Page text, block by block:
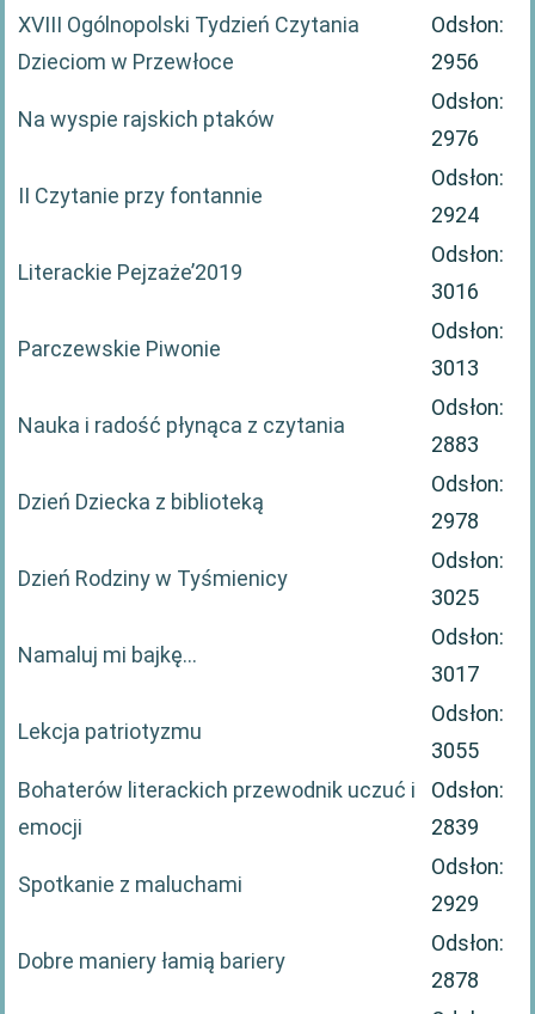
XVIII Ogólnopolski Tydzień Czytania
Dzieciom w Przewłoce
Odsłon:
2956
Na wyspie rajskich ptaków
Odsłon:
2976
II Czytanie przy fontannie
Odsłon:
2924
Literackie Pejzaże’2019
Odsłon:
3016
Parczewskie Piwonie
Odsłon:
3013
Nauka i radość płynąca z czytania
Odsłon:
2883
Dzień Dziecka z biblioteką
Odsłon:
2978
Dzień Rodziny w Tyśmienicy
Odsłon:
3025
Namaluj mi bajkę…
Odsłon:
3017
Lekcja patriotyzmu
Odsłon:
3055
Bohaterów literackich przewodnik uczuć i
emocji
Odsłon:
2839
Spotkanie z maluchami
Odsłon:
2929
Dobre maniery łamią bariery
Odsłon:
2878